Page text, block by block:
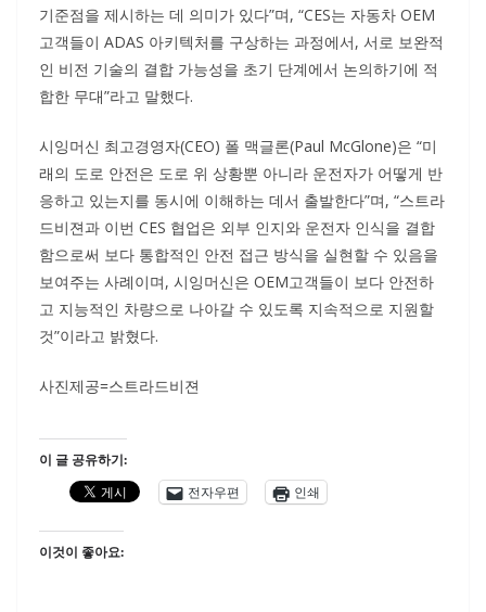
기준점을 제시하는 데 의미가 있다”며, “CES는 자동차 OEM
고객들이 ADAS 아키텍처를 구상하는 과정에서, 서로 보완적
인 비전 기술의 결합 가능성을 초기 단계에서 논의하기에 적
합한 무대”라고 말했다.
시잉머신 최고경영자(CEO) 폴 맥글론(Paul McGlone)은 “미
래의 도로 안전은 도로 위 상황뿐 아니라 운전자가 어떻게 반
응하고 있는지를 동시에 이해하는 데서 출발한다”며, “스트라
드비젼과 이번 CES 협업은 외부 인지와 운전자 인식을 결합
함으로써 보다 통합적인 안전 접근 방식을 실현할 수 있음을
보여주는 사례이며, 시잉머신은 OEM고객들이 보다 안전하
고 지능적인 차량으로 나아갈 수 있도록 지속적으로 지원할
것”이라고 밝혔다.
사진제공=스트라드비젼
이 글 공유하기:
전자우편
인쇄
이것이 좋아요: